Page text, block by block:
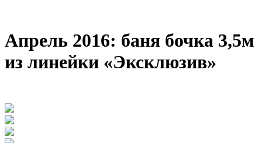
Апрель 2016: баня бочка 3,5м
из линейки «Эксклюзив»